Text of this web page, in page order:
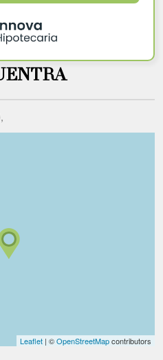
Leaflet | ©OpenStreetMapcontributors